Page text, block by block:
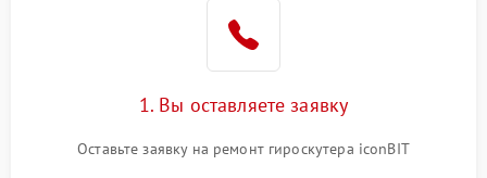
1. Вы оставляете заявку
Оставьте заявку на ремонт гироскутера iconBIT